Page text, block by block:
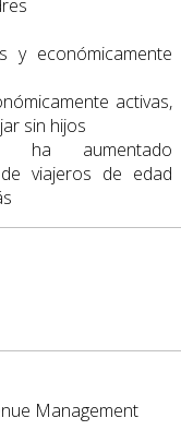
y económicamente
activas,
sin hijos
ha aumentado
viajeros de edad
Management